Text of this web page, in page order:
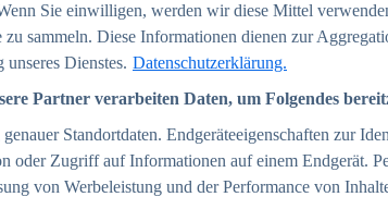
Sie einwilligen, werden wir diese Mittel
zu sammeln. Diese Informationen dienen zur
unseres Dienstes. Datenschutzerklärung.
Partner verarbeiten Daten, um Folgendes
Standortdaten. Endgeräteeigenschaften zur
oder Zugriff auf Informationen auf einem Endgerät.
von Werbeleistung und der Performance von